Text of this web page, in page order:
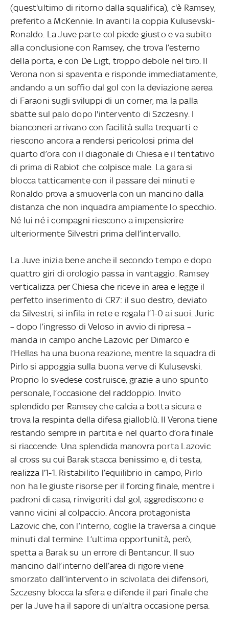
(quest'ultimo di ritorno dalla squalifica), c'è Ramsey,
preferito a McKennie. In avanti la coppia Kulusevski-
Ronaldo. La Juve parte col piede giusto e va subito
alla conclusione con Ramsey, che trova l’esterno
della porta, e con De Ligt, troppo debole nel tiro. Il
Verona non si spaventa e risponde immediatamente,
andando a un soffio dal gol con la deviazione aerea
di Faraoni sugli sviluppi di un corner, ma la palla
sbatte sul palo dopo l'intervento di Szczesny. I
bianconeri arrivano con facilità sulla trequarti e
riescono ancora a rendersi pericolosi prima del
quarto d’ora con il diagonale di Chiesa e il tentativo
di prima di Rabiot che colpisce male. La gara si
blocca tatticamente con il passare dei minuti e
Ronaldo prova a smuoverla con un mancino dalla
distanza che non inquadra ampiamente lo specchio.
Né lui né i compagni riescono a impensierire
ulteriormente Silvestri prima dell’intervallo.
La Juve inizia bene anche il secondo tempo e dopo
quattro giri di orologio passa in vantaggio. Ramsey
verticalizza per Chiesa che riceve in area e legge il
perfetto inserimento di CR7: il suo destro, deviato
da Silvestri, si infila in rete e regala l’1-0 ai suoi. Juric
– dopo l’ingresso di Veloso in avvio di ripresa –
manda in campo anche Lazovic per Dimarco e
l’Hellas ha una buona reazione, mentre la squadra di
Pirlo si appoggia sulla buona verve di Kulusevski.
Proprio lo svedese costruisce, grazie a uno spunto
personale, l’occasione del raddoppio. Invito
splendido per Ramsey che calcia a botta sicura e
trova la respinta della difesa gialloblù. Il Verona tiene
restando sempre in partita e nel quarto d’ora finale
si riaccende. Una splendida manovra porta Lazovic
al cross su cui Barak stacca benissimo e, di testa,
realizza l’1-1. Ristabilito l’equilibrio in campo, Pirlo
non ha le giuste risorse per il forcing finale, mentre i
padroni di casa, rinvigoriti dal gol, aggrediscono e
vanno vicini al colpaccio. Ancora protagonista
Lazovic che, con l’interno, coglie la traversa a cinque
minuti dal termine. L’ultima opportunità, però,
spetta a Barak su un errore di Bentancur. Il suo
mancino dall’interno dell’area di rigore viene
smorzato dall’intervento in scivolata dei difensori,
Szczesny blocca la sfera e difende il pari finale che
per la Juve ha il sapore di un’altra occasione persa.